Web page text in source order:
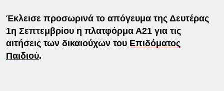
Έκλεισε προσωρινά το απόγευμα της Δευτέρας
1η Σεπτεμβρίου η πλατφόρμα Α21 για τις
αιτήσεις των δικαιούχων του Επιδόματος
Παιδιού.